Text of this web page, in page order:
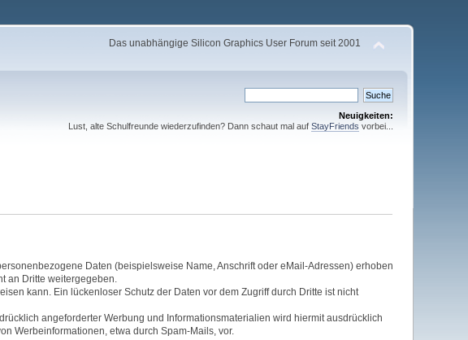
Das unabhängige Silicon Graphics User Forum seit 2001
Neuigkeiten:
Lust, alte Schulfreunde wiederzufinden? Dann schaut mal auf StayFriends vorbei...
Daten (beispielsweise Name, Anschrift oder eMail-Adressen) erhoben
an Dritte weitergegeben.
kann. Ein lückenloser Schutz der Daten vor dem Zugriff durch Dritte ist nicht
angeforderter Werbung und Informationsmaterialien wird hiermit ausdrücklich
Werbeinformationen, etwa durch Spam-Mails, vor.